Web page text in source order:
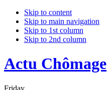
Skip to content
Skip to main navigation
Skip to 1st column
Skip to 2nd column
Actu Chômage
Friday